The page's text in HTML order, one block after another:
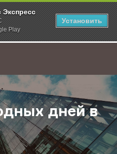
Экспресс
Play
Установить
График выходных дней в Беларуси
дней в